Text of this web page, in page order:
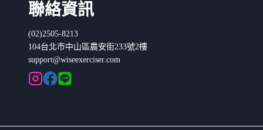
聯絡資訊
(02)2505-8213
104台北市中山區農安街233號2樓
support@wiseexerciser.com